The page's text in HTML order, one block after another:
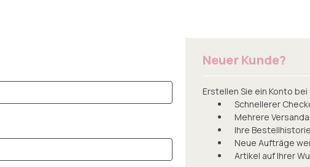
Neuer Kunde?
Erstellen Sie ein Konto bei
Schnellerer
Mehrere
Ihre
Neue Aufträge
Artikel auf Ihrer